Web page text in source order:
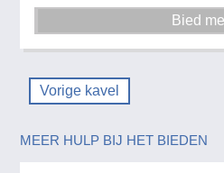
Vorige kavel
MEER HULP BIJ HET BIEDEN